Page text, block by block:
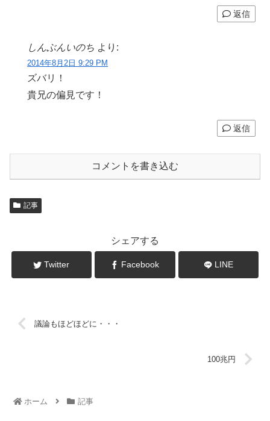
返信
しんぶんいのち より:
2014年8月2日 9:29 PM
ズバリ！
貴兄の偏見です！
返信
コメントを書き込む
記事
シェアする
Twitter Facebook LINE
議論もほどほどに・・・
100兆円
ホーム 記事